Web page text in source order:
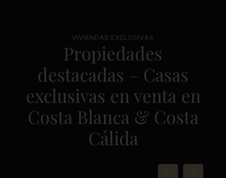
VIVIENDAS EXCLUSIVAS
Propiedades
destacadas – Casas
exclusivas en venta en
Costa Blanca & Costa
Cálida